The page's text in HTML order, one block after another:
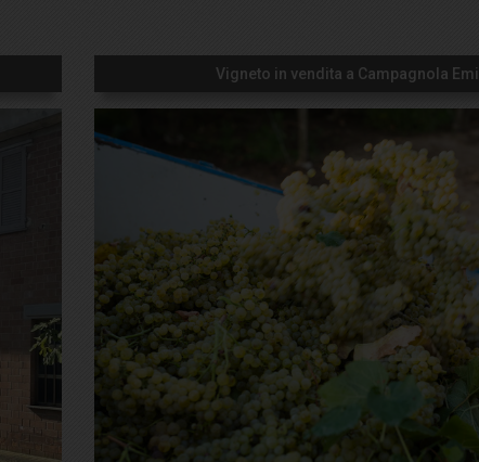
Vigneto in vendita a Campagnola